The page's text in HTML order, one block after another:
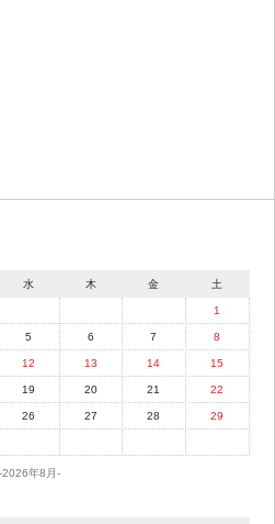
2026年8月
水 木 金 土
1
5 6 7 8
12 13 14 15
19 20 21 22
26 27 28 29